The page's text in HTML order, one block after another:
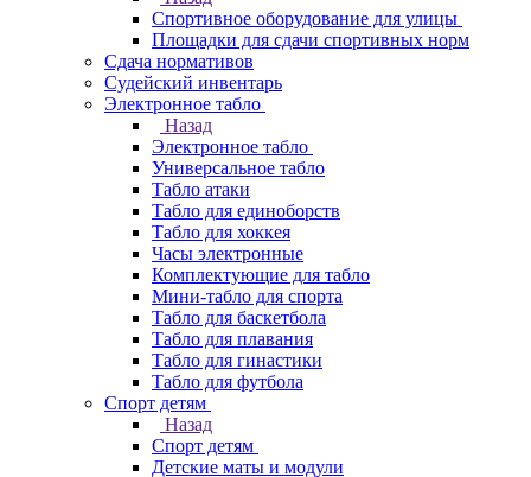
Спортивное оборудование для улицы
Площадки для сдачи спортивных норм
Сдача нормативов
Судейский инвентарь
Электронное табло
Назад
Электронное табло
Универсальное табло
Табло атаки
Табло для единоборств
Табло для хоккея
Часы электронные
Комплектующие для табло
Мини-табло для спорта
Табло для баскетбола
Табло для плавания
Табло для гинастики
Табло для футбола
Спорт детям
Назад
Спорт детям
Детские маты и модули